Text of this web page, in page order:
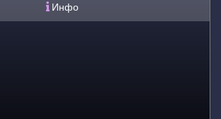
Инфо